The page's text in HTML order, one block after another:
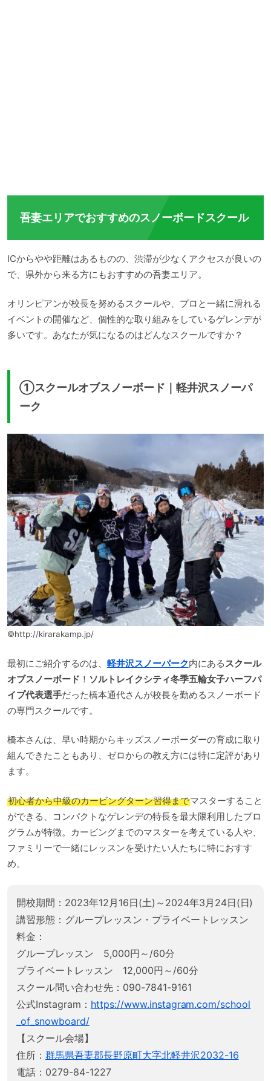
吾妻エリアでおすすめのスノーボードスクール
ICからやや距離はあるものの、渋滞が少なくアクセスが良いの
で、県外から来る方にもおすすめの吾妻エリア。
オリンピアンが校長を努めるスクールや、プロと一緒に滑れる
イベントの開催など、個性的な取り組みをしているゲレンデが
多いです。あなたが気になるのはどんなスクールですか？
①スクールオブスノーボード｜軽井沢スノーパ
ーク
©http://kirarakamp.jp/
最初にご紹介するのは、 軽井沢スノーパーク内にある スクール
オブスノーボード ！ ソルトレイクシティ冬季五輪女子ハーフパ
イプ代表選手だった橋本通代さんが校長を勤めるスノーボード
の専門スクールです。
橋本さんは、早い時期からキッズスノーボーダーの育成に取り
組んできたこともあり、ゼロからの教え方には特に定評があり
ます。
初心者から中級のカービングターン習得までマスターすること
ができる、コンパクトなゲレンデの特長を最大限利用したプロ
グラムが特徴。カービングまでのマスターを考えている人や、
ファミリーで一緒にレッスンを受けたい人たちに特におすす
め。
開校期間：2023年12月16日(土)～2024年3月24日(日)
講習形態：グループレッスン・プライベートレッスン
料金：
グループレッスン 5,000円～/60分
プライベートレッスン 12,000円～/60分
スクール問い合わせ先：090-7841-9161
公式Instagram： https://www.instagram.com/school
_of_snowboard/
【スクール会場】
住所： 群馬県吾妻郡長野原町大字北軽井沢2032-16
電話：0279-84-1227